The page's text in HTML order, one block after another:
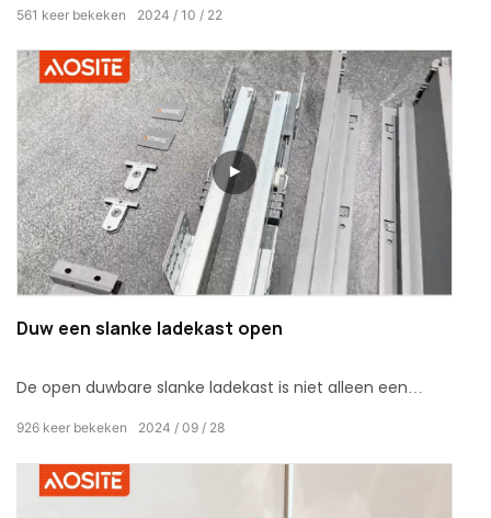
economische en handelsevenement waren we samen
getuige van de welvaart en innovatie van het
bedrijfsleven.
2024 10 22
561 keer bekeken
Duw een slanke ladekast open
De open duwbare slanke ladekast is niet alleen een
Het creëert een mooie en praktische woonruimte voor u
met zijn ultradunne ontwerp, gemakkelijke bediening,
2024 09 28
926 keer bekeken